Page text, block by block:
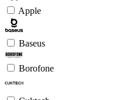
Apple
Baseus
Borofone